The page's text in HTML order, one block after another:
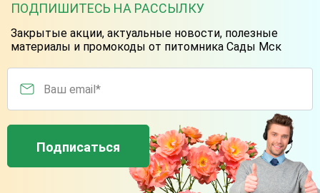
ПОДПИШИТЕСЬ НА РАССЫЛКУ
Закрытые акции, актуальные новости, полезные
материалы и промокоды от питомника Сады Мск
Ваш email*
Подписаться